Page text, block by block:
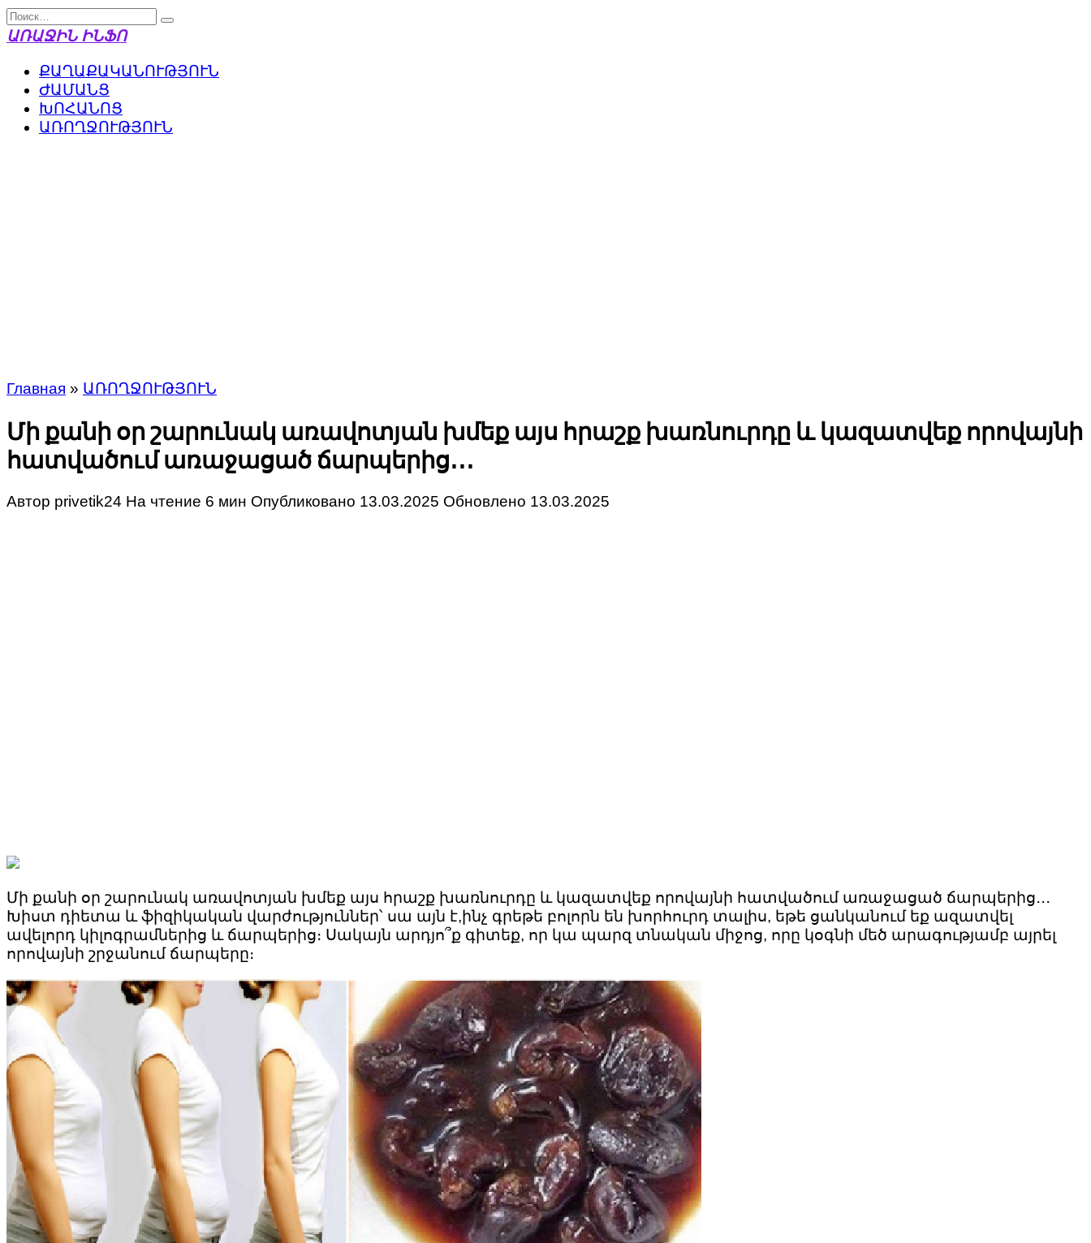
Перейти
к
Search
for:
ԱՌԱՋԻՆ ԻՆՖՈ
ՔԱՂԱՔԱԿԱՆՈՒԹՅՈՒՆ
ԺԱՄԱՆՑ
ԽՈՀԱՆՈՑ
ԱՌՈՂՋՈՒԹՅՈՒՆ
Главная » ԱՌՈՂՋՈՒԹՅՈՒՆ
Մի քանի օր շարունակ առավոտյան խմեք այս հրաշք խառնուրդը և կազատվեք որովայնի
հատվածում առաջացած ճարպերից․․․
Автор privetik24 На чтение 6 мин Опубликовано 13.03.2025 Обновлено 13.03.2025
Մի քանի օր շարունակ առավոտյան խմեք այս հրաշք խառնուրդը և կազատվեք որովայնի հատվածում առաջացած ճարպերից․․․
Խիստ դիետա և ֆիզիկական վարժություններ՝ սա այն է,ինչ գրեթե բոլորն են խորհուրդ տալիս, եթե ցանկանում եք ազատվել
ավելորդ կիլոգրամներից և ճարպերից։ Սակայն արդյո՞ք գիտեք, որ կա պարզ տնական միջոց, որը կօգնի մեծ արագությամբ այրել
որովայնի շրջանում ճարպերը։